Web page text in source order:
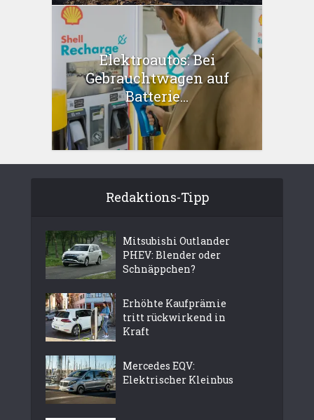
Elektroautos: Bei
Gebrauchtwagen auf
Batterie...
Redaktions-Tipp
Mitsubishi Outlander
PHEV: Blender oder
Schnäppchen?
Erhöhte Kaufprämie
tritt rückwirkend in
Kraft
Mercedes EQV:
Elektrischer Kleinbus